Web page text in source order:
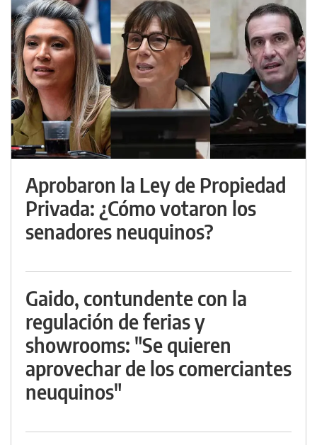
Aprobaron la Ley de Propiedad
Privada: ¿Cómo votaron los
senadores neuquinos?
Gaido, contundente con la
regulación de ferias y
showrooms: "Se quieren
aprovechar de los comerciantes
neuquinos"